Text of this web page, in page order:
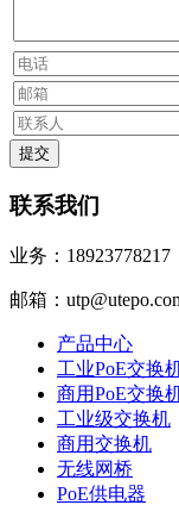
联系我们
业务：18923778217
邮箱：
产品中心
工业PoE交换
商用PoE交换
工业级交换机
商用交换机
无线网桥
PoE供电器